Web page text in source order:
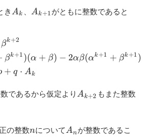
き A_{k}
Ak A_{k+1}
Ak+1 がともに整数であると
βk+2
βk+1 )(α + β) − 2αβ(αk+1 + βk+1 )
+ q ⋅ Ak
であるから仮定よりA_{k+2}
Ak+2 もまた整数
の整数n
nについて A_n
Anが整数であるこ